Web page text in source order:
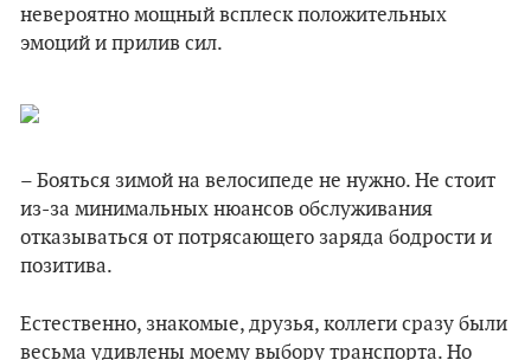
невероятно мощный всплеск положительных
эмоций и прилив сил.
– Бояться зимой на велосипеде не нужно. Не стоит
из-за минимальных нюансов обслуживания
отказываться от потрясающего заряда бодрости и
позитива.
Естественно, знакомые, друзья, коллеги сразу были
весьма удивлены моему выбору транспорта. Но